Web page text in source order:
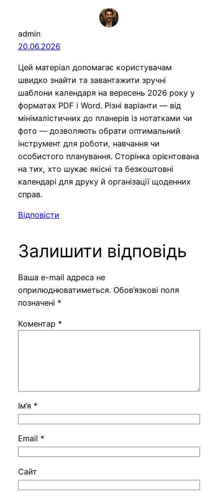
admin
20.06.2026
Цей матеріал допомагає користувачам
швидко знайти та завантажити зручні
шаблони календаря на вересень 2026 року у
форматах PDF і Word. Різні варіанти — від
мінімалістичних до планерів із нотатками чи
фото — дозволяють обрати оптимальний
інструмент для роботи, навчання чи
особистого планування. Сторінка орієнтована
на тих, хто шукає якісні та безкоштовні
календарі для друку й організації щоденних
справ.
Відповісти
Залишити відповідь
Ваша e-mail адреса не
оприлюднюватиметься. Обов’язкові поля
позначені *
Коментар *
Ім’я *
Email *
Сайт